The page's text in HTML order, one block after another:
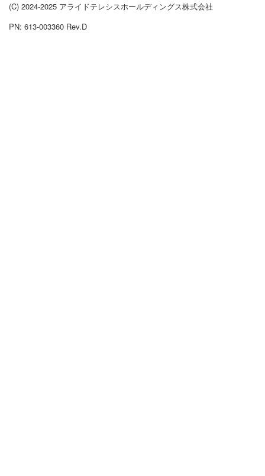
(C) 2024-2025 アライドテレシスホールディングス株式会社
PN: 613-003360 Rev.D